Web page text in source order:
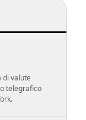
di valute
telegrafico